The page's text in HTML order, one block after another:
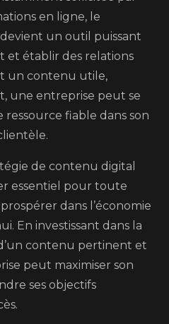
en ligne, le
un outil puissant
établir des relations
un contenu utile,
une entreprise peut se
fiable dans son
de contenu digital
essentiel pour toute
dans l’économie
En investissant dans la
contenu pertinent et
peut maximiser son
ses objectifs